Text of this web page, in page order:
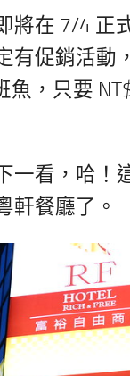
將在 7/4
有促銷活
魚，只要
一看，哈！
軒餐廳了。